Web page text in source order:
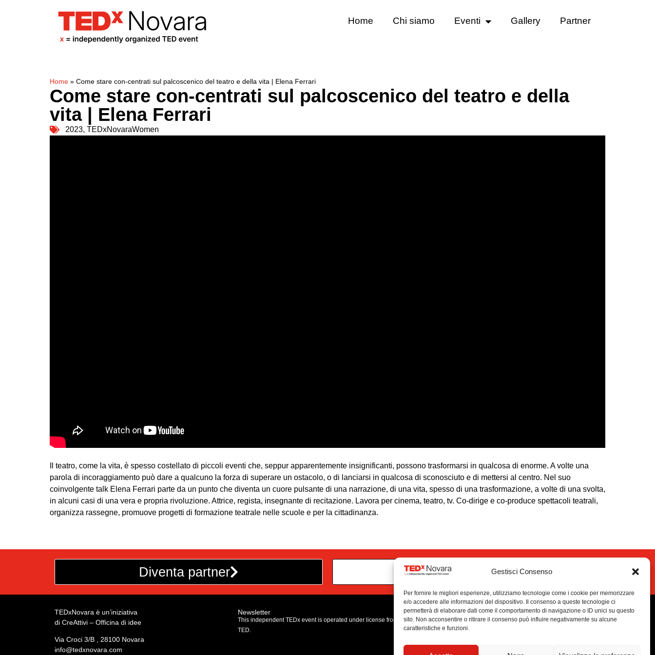
Gestisci Consenso
Per fornire le migliori esperienze, utilizziamo tecnologie come i cookie per memorizzare
e/o accedere alle informazioni del dispositivo. Il consenso a queste tecnologie ci
permetterà di elaborare dati come il comportamento di navigazione o ID unici su questo
sito. Non acconsentire o ritirare il consenso può influire negativamente su alcune
caratteristiche e funzioni.
Home Chi siamo Eventi Gallery Partner
Home » Come stare con-centrati sul palcoscenico del teatro e della vita | Elena Ferrari
Come stare con-centrati sul palcoscenico del teatro e della
vita | Elena Ferrari
2023, TEDxNovaraWomen
Il teatro, come la vita, è spesso costellato di piccoli eventi che, seppur apparentemente insignificanti, possono trasformarsi in qualcosa di enorme. A volte una
parola di incoraggiamento può dare a qualcuno la forza di superare un ostacolo, o di lanciarsi in qualcosa di sconosciuto e di mettersi al centro. Nel suo
coinvolgente talk Elena Ferrari parte da un punto che diventa un cuore pulsante di una narrazione, di una vita, spesso di una trasformazione, a volte di una svolta,
in alcuni casi di una vera e propria rivoluzione. Attrice, regista, insegnante di recitazione. Lavora per cinema, teatro, tv. Co-dirige e co-produce spettacoli teatrali,
organizza rassegne, promuove progetti di formazione teatrale nelle scuole e per la cittadinanza.
Diventa partner Diventa volontario
TEDxNovara è un’iniziativa
di CreAttivi – Officina di idee
Via Croci 3/B , 28100 Novara
info@tedxnovara.com
Newsletter
This independent TEDx event is operated under license from
TED.